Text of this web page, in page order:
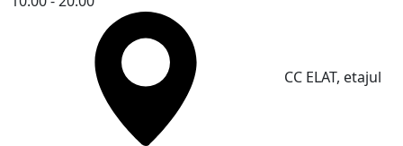
CC ELAT, etajul